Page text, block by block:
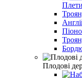
Плодові